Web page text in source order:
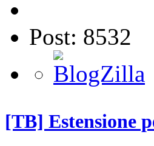
Post: 8532
[TB] Estensione